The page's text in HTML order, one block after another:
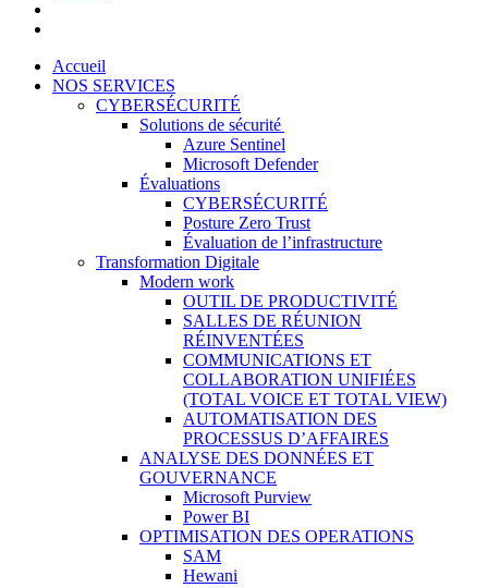
Accueil
NOS SERVICES
CYBERSÉCURITÉ
Solutions de sécurité
Azure Sentinel
Microsoft Defender
Évaluations
CYBERSÉCURITÉ
Posture Zero Trust
Évaluation de l’infrastructure
Transformation Digitale
Modern work
OUTIL DE PRODUCTIVITÉ
SALLES DE RÉUNION
RÉINVENTÉES
COMMUNICATIONS ET
COLLABORATION UNIFIÉES
(TOTAL VOICE ET TOTAL VIEW)
AUTOMATISATION DES
PROCESSUS D’AFFAIRES
ANALYSE DES DONNÉES ET
GOUVERNANCE
Microsoft Purview
Power BI
OPTIMISATION DES OPERATIONS
SAM
Hewani